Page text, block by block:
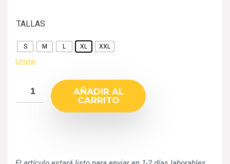
TALLAS
S M L XL XXL
Limpiar
AÑADIR AL
CARRITO